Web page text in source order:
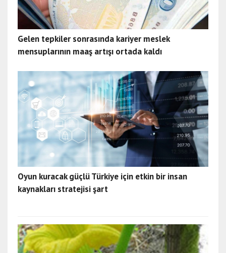
Gelen tepkiler sonrasında kariyer meslek
mensuplarının maaş artışı ortada kaldı
Oyun kuracak güçlü Türkiye için etkin bir insan
kaynakları stratejisi şart